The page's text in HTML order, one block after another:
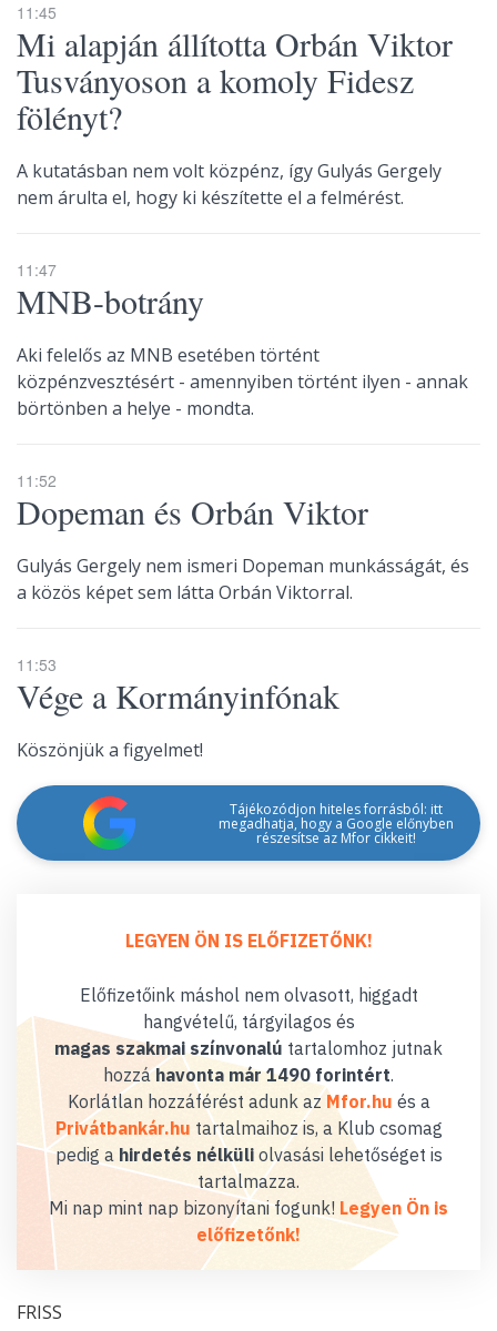
11:45
Mi alapján állította Orbán Viktor
Tusványoson a komoly Fidesz
fölényt?
A kutatásban nem volt közpénz, így Gulyás Gergely
nem árulta el, hogy ki készítette el a felmérést.
11:47
MNB-botrány
Aki felelős az MNB esetében történt
közpénzvesztésért - amennyiben történt ilyen - annak
börtönben a helye - mondta.
11:52
Dopeman és Orbán Viktor
Gulyás Gergely nem ismeri Dopeman munkásságát, és
a közös képet sem látta Orbán Viktorral.
11:53
Vége a Kormányinfónak
Köszönjük a figyelmet!
Tájékozódjon hiteles forrásból: itt
megadhatja, hogy a Google előnyben
részesítse az Mfor cikkeit!
LEGYEN ÖN IS ELŐFIZETŐNK!
Előfizetőink máshol nem olvasott, higgadt
hangvételű, tárgyilagos és
magas szakmai színvonalú tartalomhoz jutnak
hozzáhavonta már 1490 forintért.
Korlátlan hozzáférést adunk az Mfor.hu és a
Privátbankár.hu tartalmaihoz is, a Klub csomag
pedig a hirdetés nélküliolvasási lehetőséget is
tartalmazza.
Mi nap mint nap bizonyítani fogunk! Legyen Ön is
előfizetőnk!
FRISS